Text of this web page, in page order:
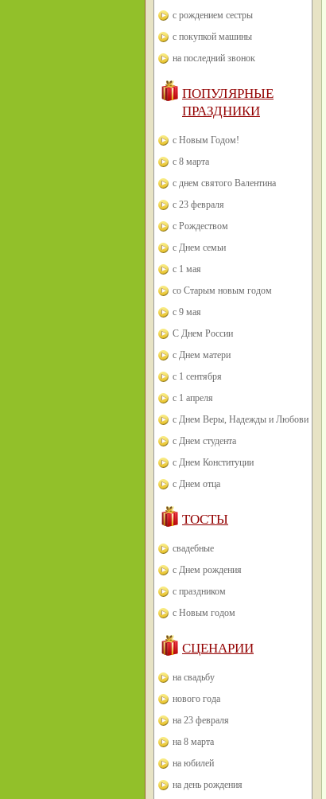
с рождением сестры
с покупкой машины
на последний звонок
ПОПУЛЯРНЫЕ
ПРАЗДНИКИ
с Новым Годом!
с 8 марта
с днем святого Валентина
с 23 февраля
с Рождеством
с Днем семьи
с 1 мая
со Старым новым годом
с 9 мая
С Днем России
с Днем матери
с 1 сентября
с 1 апреля
с Днем Веры, Надежды и Любови
с Днем студента
с Днем Конституции
с Днем отца
ТОСТЫ
свадебные
с Днем рождения
с праздником
с Новым годом
СЦЕНАРИИ
на свадьбу
нового года
на 23 февраля
на 8 марта
на юбилей
на день рождения